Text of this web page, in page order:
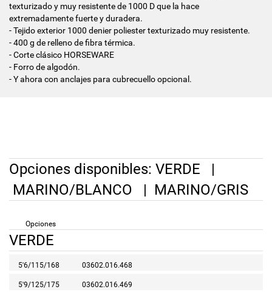
texturizado y muy resistente de 1000 D que la hace
extremadamente fuerte y duradera.
- Tejido exterior 1000 denier poliester texturizado muy resistente.
- 400 g de relleno de fibra térmica.
- Corte clásico HORSEWARE
- Forro de algodón.
- Y ahora con anclajes para cubrecuello opcional.
Opciones disponibles: VERDE |
MARINO/BLANCO | MARINO/GRIS
Opciones
VERDE
5'6/115/168 03602.016.468
5'9/125/175 03602.016.469